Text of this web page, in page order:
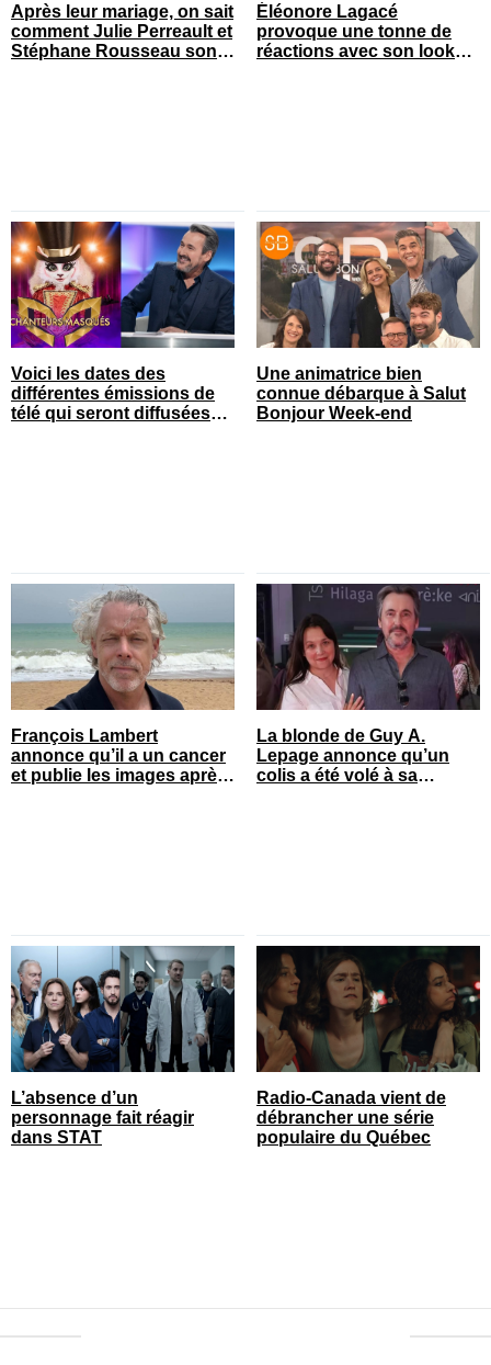
Après leur mariage, on sait
comment Julie Perreault et
Stéphane Rousseau sont
Éléonore Lagacé
provoque une tonne de
réactions avec son look
Voici les dates des
différentes émissions de
télé qui seront diffusées
Une animatrice bien
connue débarque à Salut
Bonjour Week-end
François Lambert
annonce qu’il a un cancer
et publie les images après
La blonde de Guy A.
Lepage annonce qu’un
colis a été volé à sa
L’absence d’un
personnage fait réagir
dans STAT
Radio-Canada vient de
débrancher une série
populaire du Québec